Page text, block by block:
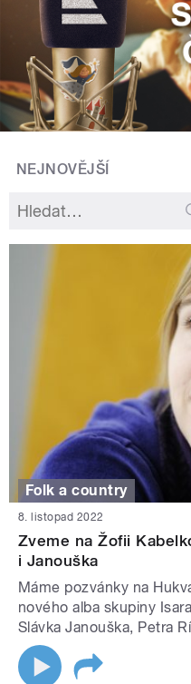
NEJNOVĚJŠÍ
Folk a country
8. listopad 2022
Zveme na Žofii
i Janouška
Máme pozvánky na
nového alba skupiny
Slávka Janouška, Petra